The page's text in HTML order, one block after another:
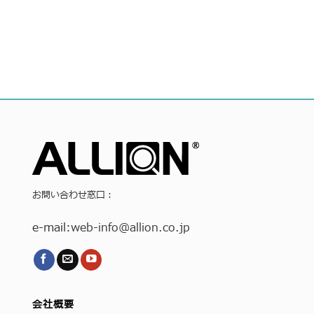
お問い合わせ窓口：
e-mail:web-info@allion.co.jp
会社概要